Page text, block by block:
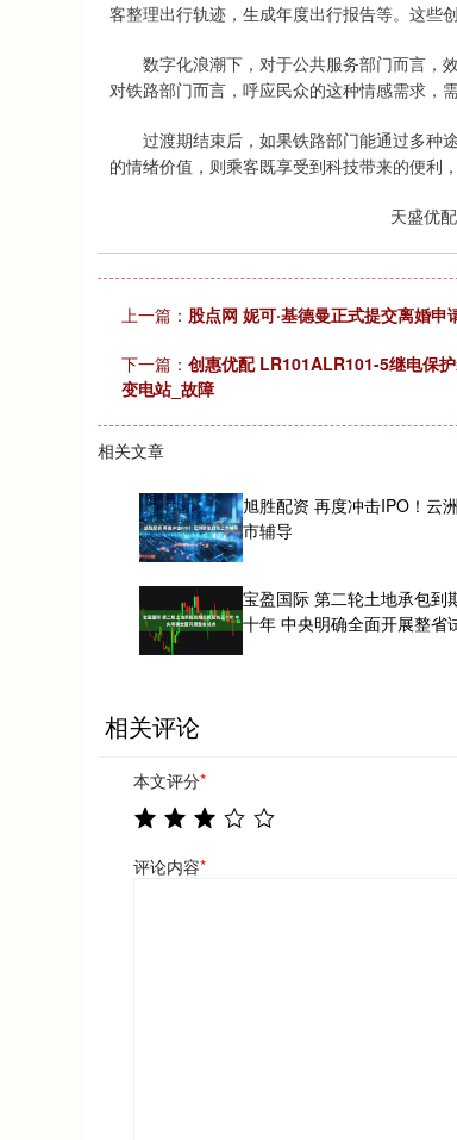
客整理出行轨迹，生成年度出行报告等。这些
数字化浪潮下，对于公共服务部门而言，效
对铁路部门而言，呼应民众的这种情感需求，
过渡期结束后，如果铁路部门能通过多种
的情绪价值，则乘客既享受到科技带来的便利
天盛优
上一篇： 股点网 妮可·基德曼正式提交离婚
下一篇： 创惠优配 LR101ALR101-5继电保
变电站_故障
相关文章
旭胜配资 再度冲击IPO！云
市辅导
宝盈国际 第二轮土地承包到
十年 中央明确全面开展整省
相关评论
本文评分*
评论内容*